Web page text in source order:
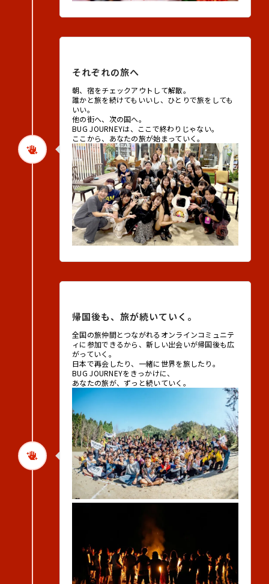
それぞれの旅へ
朝、宿をチェックアウトして解散。
誰かと旅を続けてもいいし、ひとりで旅をしても
いい。
他の街へ、次の国へ。
BUG JOURNEYは、ここで終わりじゃない。
ここから、あなたの旅が始まっていく。
帰国後も、旅が続いていく。
全国の旅仲間とつながれるオンラインコミュニテ
ィに参加できるから、新しい出会いが帰国後も広
がっていく。
日本で再会したり、一緒に世界を旅したり。
BUG JOURNEYをきっかけに、
あなたの旅が、ずっと続いていく。